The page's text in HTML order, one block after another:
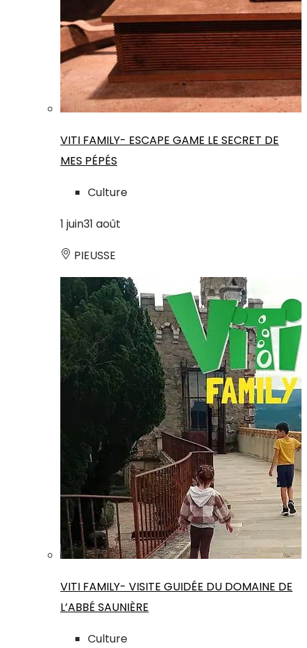
VITI FAMILY- ESCAPE GAME LE SECRET DE
MES PÉPÉS
Culture
1 juin31 août
PIEUSSE
VITI FAMILY- VISITE GUIDÉE DU DOMAINE DE
L’ABBÉ SAUNIÈRE
Culture